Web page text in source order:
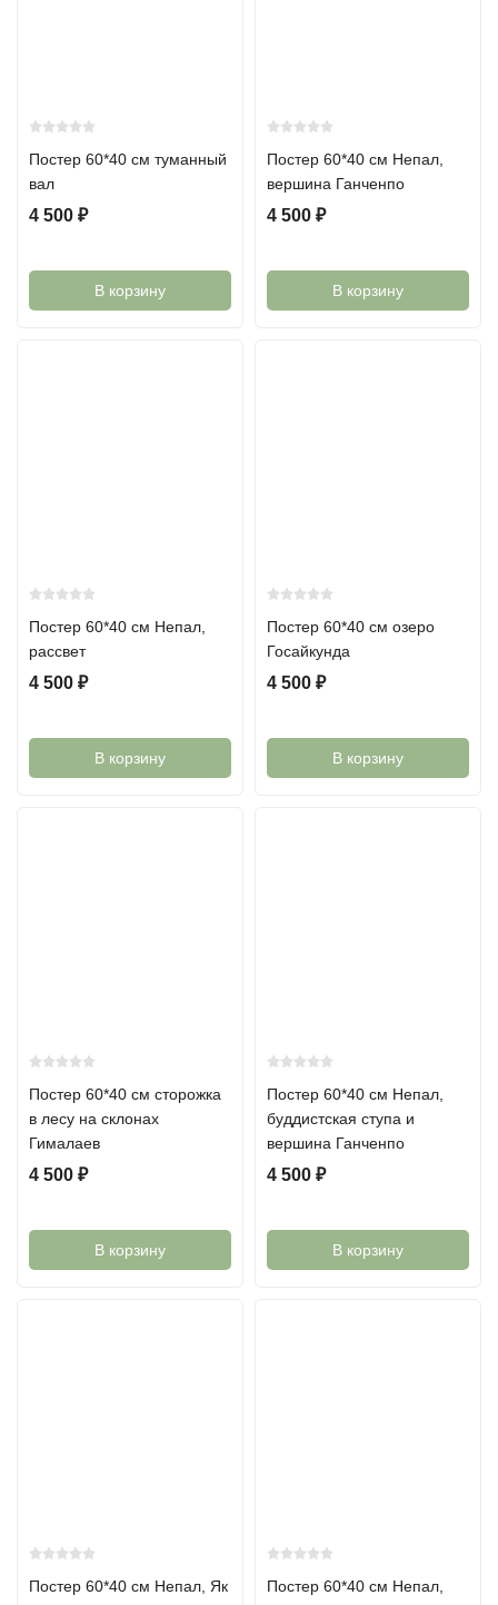
Постер 60*40 см туманный
вал
4 500 ₽
В корзину
Постер 60*40 см Непал,
вершина Ганченпо
4 500 ₽
В корзину
Постер 60*40 см Непал,
рассвет
4 500 ₽
В корзину
Постер 60*40 см озеро
Госайкунда
4 500 ₽
В корзину
Постер 60*40 см сторожка
в лесу на склонах
Гималаев
4 500 ₽
В корзину
Постер 60*40 см Непал,
буддистская ступа и
вершина Ганченпо
4 500 ₽
В корзину
Постер 60*40 см Непал, Як
Постер 60*40 см Непал,